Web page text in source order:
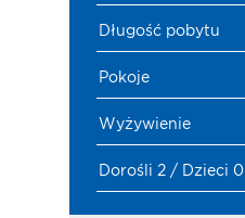
Długość pobytu
Pokoje
Wyżywienie
Dorośli 2 / Dzieci 0